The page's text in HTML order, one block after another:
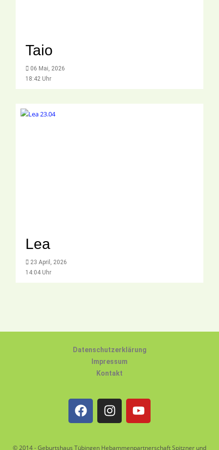
Taio
06 Mai, 2026
18:42 Uhr
Lea
23 April, 2026
14:04 Uhr
Datenschutzerklärung
Impressum
Kontakt
© 2014 - Geburtshaus Tübingen Hebammenpartnerschaft Spitzner und